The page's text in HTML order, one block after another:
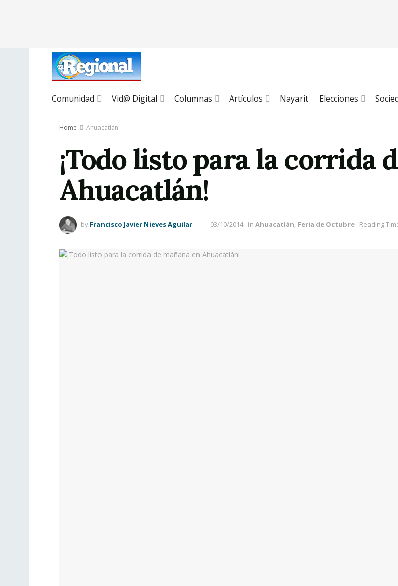
Comunidad Vid@ Digital Columnas Artículos Nayarit Elecciones
Home Ahuacatlán
¡Todo listo para la corrida
Ahuacatlán!
by Francisco Javier Nieves Aguilar 03/10/2014 in Ahuacatlán, Feria de Octubre Reading